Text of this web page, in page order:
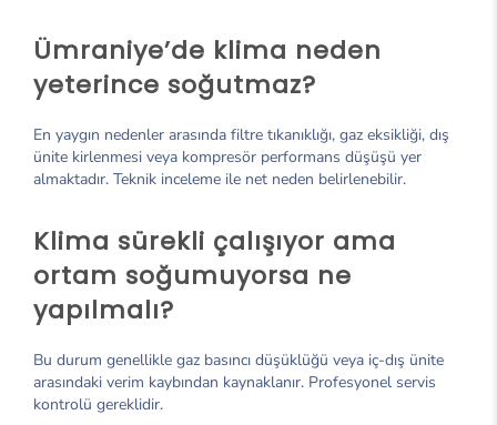
Ümraniye’de klima neden
yeterince soğutmaz?
En yaygın nedenler arasında filtre tıkanıklığı, gaz eksikliği, dış
ünite kirlenmesi veya kompresör performans düşüşü yer
almaktadır. Teknik inceleme ile net neden belirlenebilir.
Klima sürekli çalışıyor ama
ortam soğumuyorsa ne
yapılmalı?
Bu durum genellikle gaz basıncı düşüklüğü veya iç-dış ünite
arasındaki verim kaybından kaynaklanır. Profesyonel servis
kontrolü gereklidir.